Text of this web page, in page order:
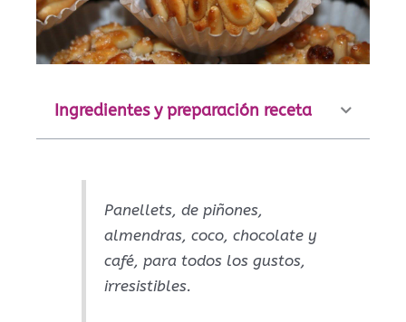
Ingredientes y preparación receta
Panellets, de piñones,
almendras, coco, chocolate y
café, para todos los gustos,
irresistibles.